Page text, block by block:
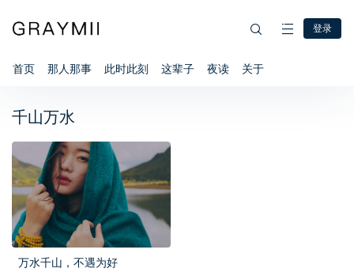
登录
首页 那人那事 此时此刻 这辈子 夜读 关于
千山万水
万水千山，不遇为好